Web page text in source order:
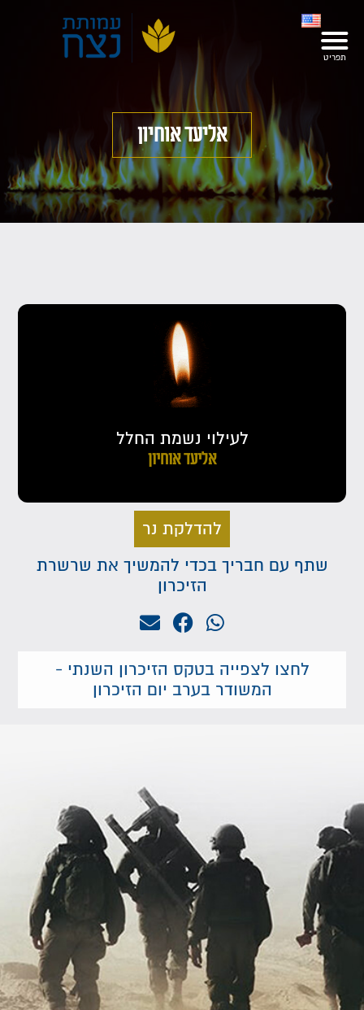
אליעד אוחיון
לעילוי נשמת החלל
אליעד אוחיון
להדלקת נר
שתף עם חבריך בכדי להמשיך את שרשרת
הזיכרון
לחצו לצפייה בטקס הזיכרון השנתי -
המשודר בערב יום הזיכרון